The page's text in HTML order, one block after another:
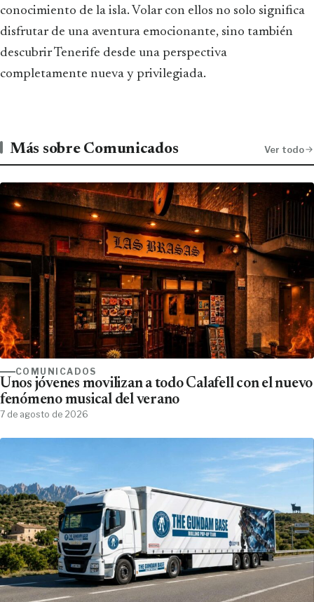
conocimiento de la isla. Volar con ellos no solo significa
disfrutar de una aventura emocionante, sino también
descubrir Tenerife desde una perspectiva
completamente nueva y privilegiada.
Más sobre Comunicados Ver todo
COMUNICADOS
Unos jóvenes movilizan a todo Calafell con el nuevo
fenómeno musical del verano
7 de agosto de 2026